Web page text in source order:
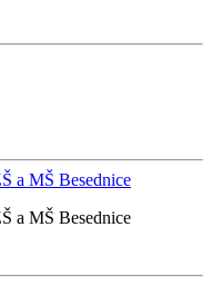
a MŠ Besednice
a MŠ Besednice